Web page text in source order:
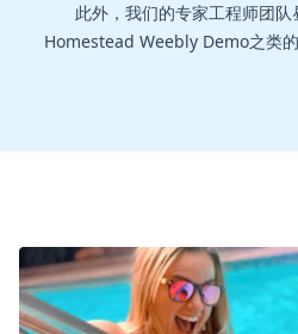
此外，我们的专家工程师团
Homestead Weebly Demo之类